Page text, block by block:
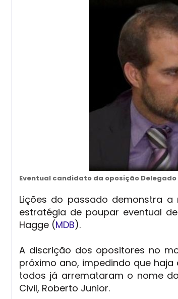
Eventual candidato da oposição
Lições do passado demonstra
estratégia de poupar eventual
Hagge (MDB).
A discrição dos opositores no
próximo ano, impedindo que
todos já arremataram o nome
Civil, Roberto Junior.